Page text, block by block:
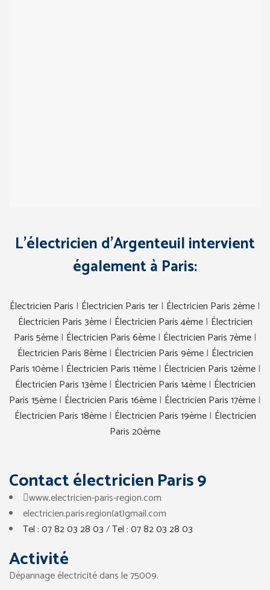
L’électricien d’Argenteuil intervient
également à Paris:
Électricien Paris | Électricien Paris 1er| Électricien Paris 2ème|
Électricien Paris 3ème| Électricien Paris 4ème| Électricien
Paris 5ème| Électricien Paris 6ème| Électricien Paris 7ème|
Électricien Paris 8ème| Électricien Paris 9ème| Électricien
Paris 10ème| Électricien Paris 11ème| Électricien Paris 12ème|
Électricien Paris 13ème| Électricien Paris 14ème| Électricien
Paris 15ème| Électricien Paris 16ème| Électricien Paris 17ème|
Électricien Paris 18ème| Électricien Paris 19ème| Électricien
Paris 20ème
Contact électricien Paris 9
www.electricien-paris-region.com
electricien.paris.region(at)gmail.com
Tel : 07 82 03 28 03/Tel : 07 82 03 28 03
Activité
Dépannage électricité dans le 75009.